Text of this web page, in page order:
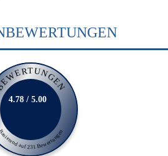
auf 231 Bewertungen
4.78 / 5.00